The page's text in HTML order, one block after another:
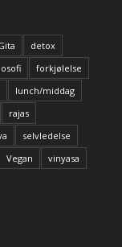
detox
forkjølelse
lunch/middag
rajas
selvledelse
Vegan
vinyasa